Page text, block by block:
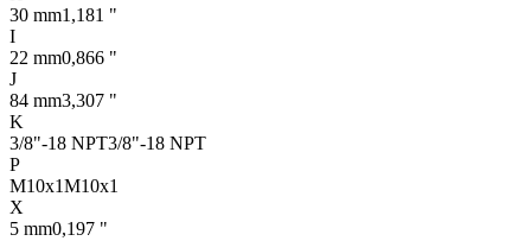
30 mm1,181 "
I
22 mm0,866 "
J
84 mm3,307 "
K
3/8"-18 NPT3/8"-18 NPT
P
M10x1M10x1
X
5 mm0,197 "